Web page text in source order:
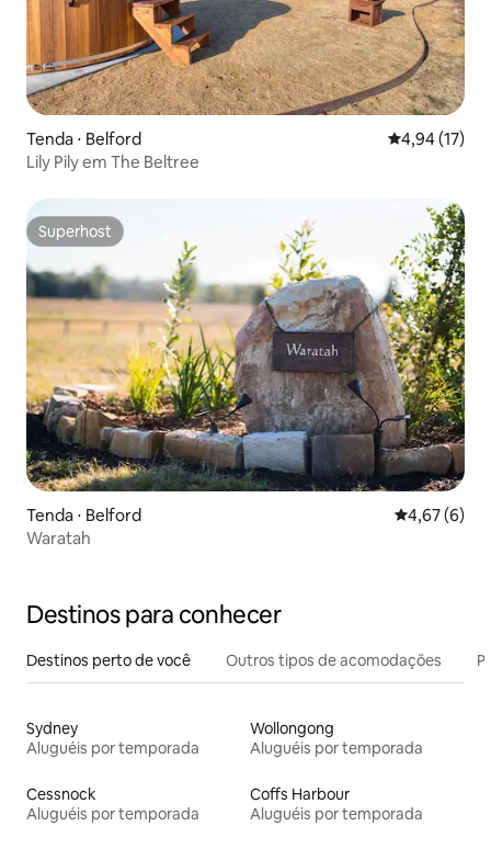
Tenda ⋅ Belford 4,94 de uma
4,94 (17)
Lily Pily em The Beltree
Superhost
Superhost
Tenda ⋅ Belford 4,67 de uma
4,67 (6)
Waratah
Destinos para conhecer
Destinos perto de você Outros tipos de acomodações
Sydney
Aluguéis por temporada
Wollongong
Aluguéis por temporada
Cessnock
Aluguéis por temporada
Coffs Harbour
Aluguéis por temporada